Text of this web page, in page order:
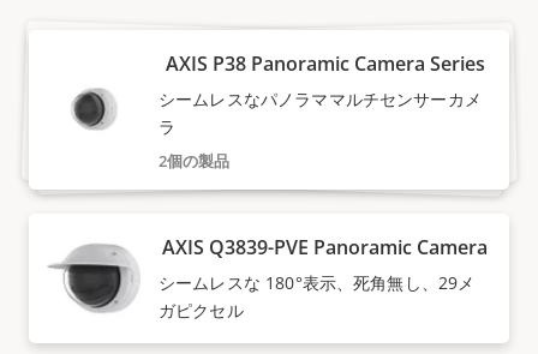
AXIS P38 Panoramic Camera Series
2個の製品
シームレスなパノラママルチセンサーカメ
ラ
AXIS Q3839-PVE Panoramic Camera
シームレスな 180°表示、死角無し、29メ
ガピクセル